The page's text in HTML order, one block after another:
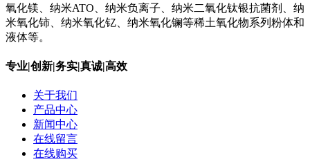
氧化镁、纳米ATO、纳米负离子、纳米二氧化钛银抗菌剂、纳
米氧化铈、纳米氧化钇、纳米氧化镧等稀土氧化物系列粉体和
液体等。
专业|创新|务实|真诚|高效
关于我们
产品中心
新闻中心
在线留言
在线购买